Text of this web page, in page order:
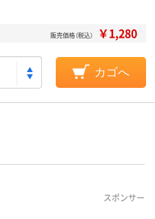
販売価格（税込） ￥1,280
カゴへ
スポンサー